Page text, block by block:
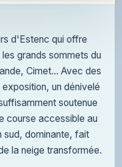
d'Estenc qui offre
grands sommets du
Cimet... Avec des
un dénivelé
soutenue
course accessible au
sud, dominante, fait
la neige transformée.